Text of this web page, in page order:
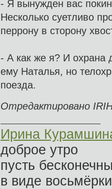
- Я вынужден вас
Несколько суетливо
перрону в сторону
- А как же я? И охрана
ему Наталья, но
поезда.
Отредактировано
Ирина
доброе утро
пусть
в виде восьмёрки